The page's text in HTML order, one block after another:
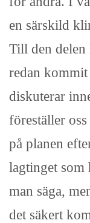
en särskild
Till den delen
redan
diskuterar
föreställer
på planen
lagtinget som
man säga,
det säkert